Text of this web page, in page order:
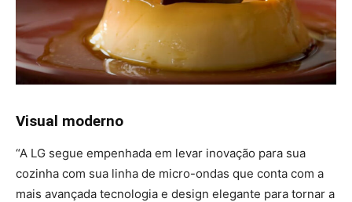
Visual moderno
“A LG segue empenhada em levar inovação para sua
cozinha com sua linha de micro-ondas que conta com a
mais avançada tecnologia e design elegante para tornar a